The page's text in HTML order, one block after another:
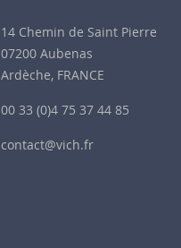
14 Chemin de Saint Pierre
07200 Aubenas
Ardèche, FRANCE
00 33 (0)4 75 37 44 85
contact@vich.fr